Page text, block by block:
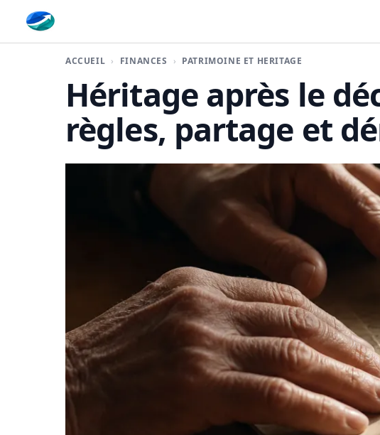
ACCUEIL FINANCES PATRIMOINE ET HÉRITAGE
Héritage après le
règles, partage et